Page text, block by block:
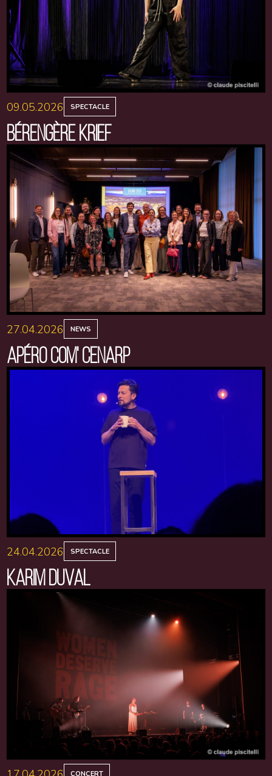
09.05.2026 SPECTACLE
BÉRENGÈRE KRIEF
27.04.2026 NEWS
APÉRO COM' CENARP
24.04.2026 SPECTACLE
KARIM DUVAL
CONCERT